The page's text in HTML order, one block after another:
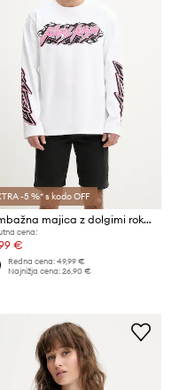
-5 %* s kodo OFF
Bombažna majica z dolgimi rokavi Karl Kani
cena:
€
Redna cena:49,99 €
Najnižja cena:26,90 €